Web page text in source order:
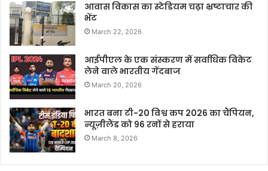
आवास विकास का स्टेडियम चढ़ा भ्रष्टाचार की
भेंट
March 22, 2026
आईपीएल के एक संस्करण में सर्वाधिक विकेट
लेने वाले भारतीय गेंदबाज
March 20, 2026
भारत बना टी-20 विश्व कप 2026 का चैंपियन,
न्यूज़ीलैंड को 96 रनों से हराया
March 8, 2026